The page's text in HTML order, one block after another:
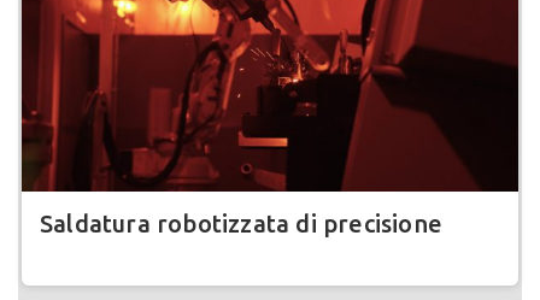
Saldatura robotizzata di precisione